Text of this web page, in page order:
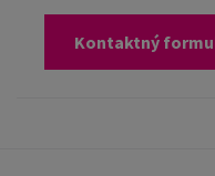
Kontaktný